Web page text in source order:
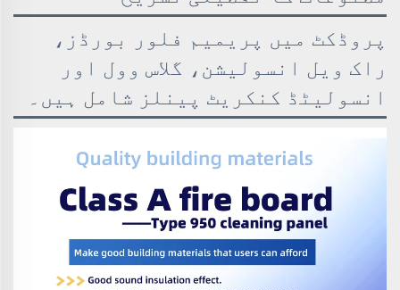
پروڈکٹ میں پریمیم فلور بورڈز،
راک ویل انسولیشن، گلاس وول اور
انسولیٹڈ کنکریٹ پینلز شامل ہیں۔